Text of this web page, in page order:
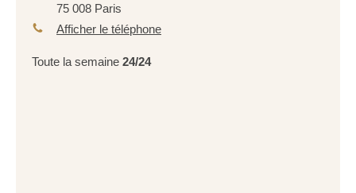
75 008 Paris
Afficher le téléphone
Toute la semaine 24/24